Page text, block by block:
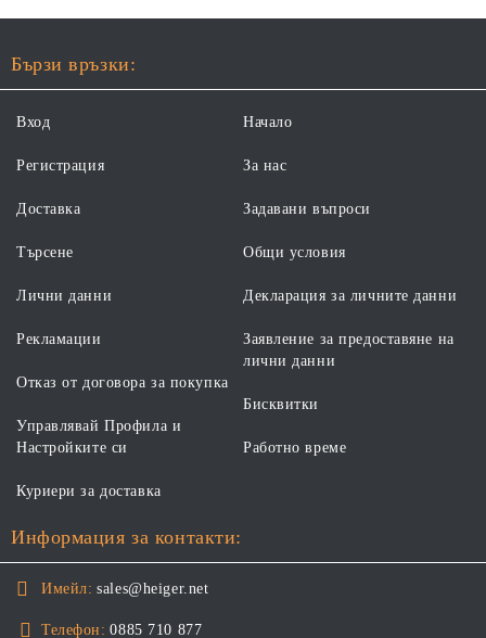
Бързи връзки:
Вход
Регистрация
Доставка
Търсене
Начало
За нас
Задавани въпроси
Общи условия
Лични данни
Рекламации
Отказ от договора за покупка
Управлявай Профила и
Настройките си
Декларация за личните данни
Заявление за предоставяне на
лични данни
Бисквитки
Работно време
Куриери за доставка
Информация за контакти:
Имейл: sales@heiger.net
Телефон: 0885 710 877